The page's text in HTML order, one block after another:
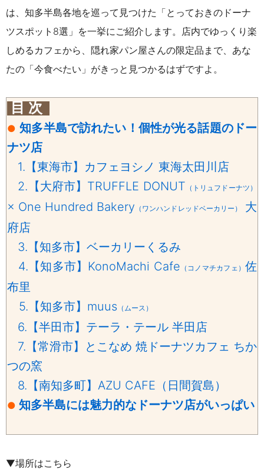
は、知多半島各地を巡って見つけた「とっておきのドーナ
ツスポット8選」を一挙にご紹介します。店内でゆっくり楽
しめるカフェから、隠れ家パン屋さんの限定品まで、あな
たの「今食べたい」がきっと見つかるはずですよ。
目 次
● 知多半島で訪れたい！個性が光る話題のドー
ナツ店
1.【東海市】カフェヨシノ 東海太田川店
2.【大府市】TRUFFLE DONUT （トリュフドーナツ）
× One Hundred Bakery （ワンハンドレッドベーカリー）
大
府店
3.【知多市】ベーカリーくるみ
4.【知多市】KonoMachi Cafe （コノマチカフェ） 佐
布里
5.【知多市】muus （ムース）
6.【半田市】テーラ・テール 半田店
7.【常滑市】とこなめ 焼ドーナツカフェ ちか
つの窯
8.【南知多町】AZU CAFE（日間賀島）
● 知多半島には魅力的なドーナツ店がいっぱい
▼場所はこちら